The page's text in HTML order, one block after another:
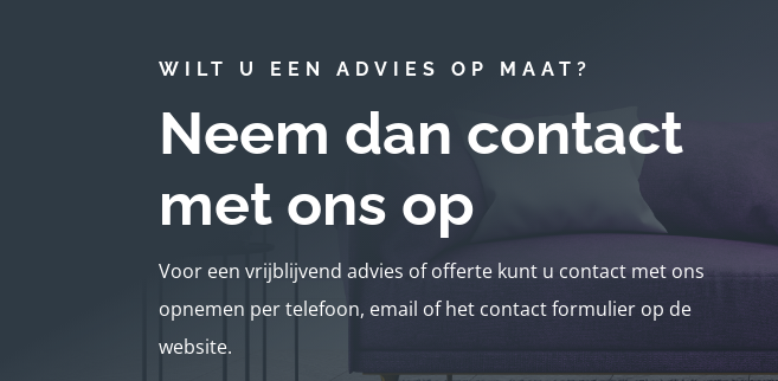
WILT U EEN ADVIES OP MAAT?
Neem dan contact
met ons op
Voor een vrijblijvend advies of offerte kunt u contact met ons
opnemen per telefoon, email of het contact formulier op de
website.